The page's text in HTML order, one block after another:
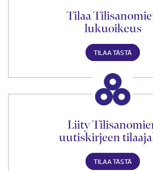
Tilaa
lukuoikeus
TILAA TÄSTÄ
Liity
uutiskirjeen
TILAA TÄSTÄ